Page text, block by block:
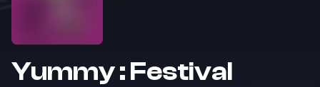
Yummy : Festival